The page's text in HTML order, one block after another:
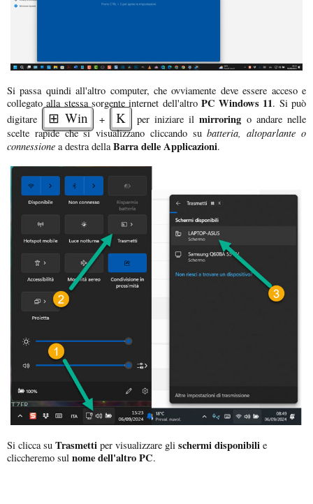
Si passa quindi all'altro computer, che ovviamente deve essere acceso e
collegato alla stessa sorgente internet dell'altro PC Windows 11. Si può
digitare
⊞ Win + K per iniziare il mirroring o andare nelle
scelte rapide che si visualizzano cliccando subatteria, altoparlante o
connessione a destra della Barra delle Applicazioni.
Si clicca su Trasmetti per visualizzare gli schermi disponibili e
cliccheremo sul nome dell'altro PC.